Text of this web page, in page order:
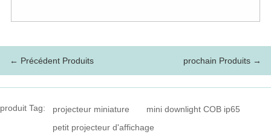
← Précédent Produits prochain Produits →
produit Tag: projecteur miniature
mini downlight COB ip65
petit projecteur d'affichage